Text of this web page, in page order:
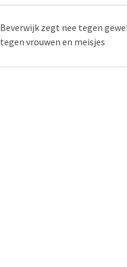
Beverwijk zegt nee tegen
tegen vrouwen en meisjes